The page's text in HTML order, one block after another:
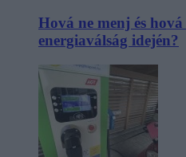
Hová ne menj és
energiaválság idején?